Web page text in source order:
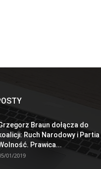
Braun dołącza do
Ruch Narodowy i Partia
Prawica...
01/2019